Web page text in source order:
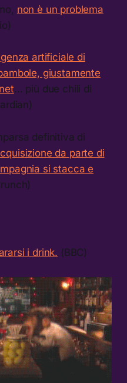
non è un problema
artificiale di
giustamente
… più due chili di
definitiva di
da parte di
si stacca e
i drink. (BBC)